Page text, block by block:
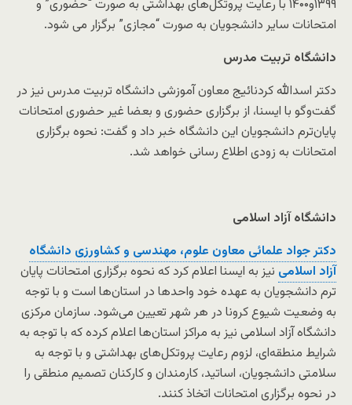
۱۳۹۹و۱۴۰۰ با رعایت پروتکل‌های بهداشتی به صورت “حضوری” و
امتحانات سایر دانشجویان به صورت “مجازی” برگزار می شود.
دانشگاه تربیت مدرس
دکتر اسدالله کردنائیج معاون آموزشی دانشگاه تربیت مدرس نیز در
گفت‌وگو با ایسنا، از برگزاری حضوری و بعضا غیر حضوری امتحانات
پایان‌ترم دانشجویان این دانشگاه خبر داد و گفت: نحوه برگزاری
امتحانات به زودی اطلاع رسانی خواهد شد.
دانشگاه آزاد اسلامی
دکتر جواد علمائی معاون علوم، مهندسی و کشاورزی دانشگاه
آزاد اسلامی نیز به ایسنا اعلام کرد که نحوه برگزاری امتحانات پایان
ترم دانشجویان به عهده خود واحدها در استان‌ها است و با توجه
به وضعیت شیوع کرونا در هر شهر تعیین می‌شود. سازمان مرکزی
دانشگاه آزاد اسلامی نیز به مراکز استان‌ها اعلام کرده که با توجه به
شرایط منطقه‌ای، لزوم رعایت پروتکل‌های بهداشتی و با توجه به
سلامتی دانشجویان، اساتید، کارمندان و کارکنان تصمیم منطقی را
در نحوه برگزاری امتحانات اتخاذ کنند.